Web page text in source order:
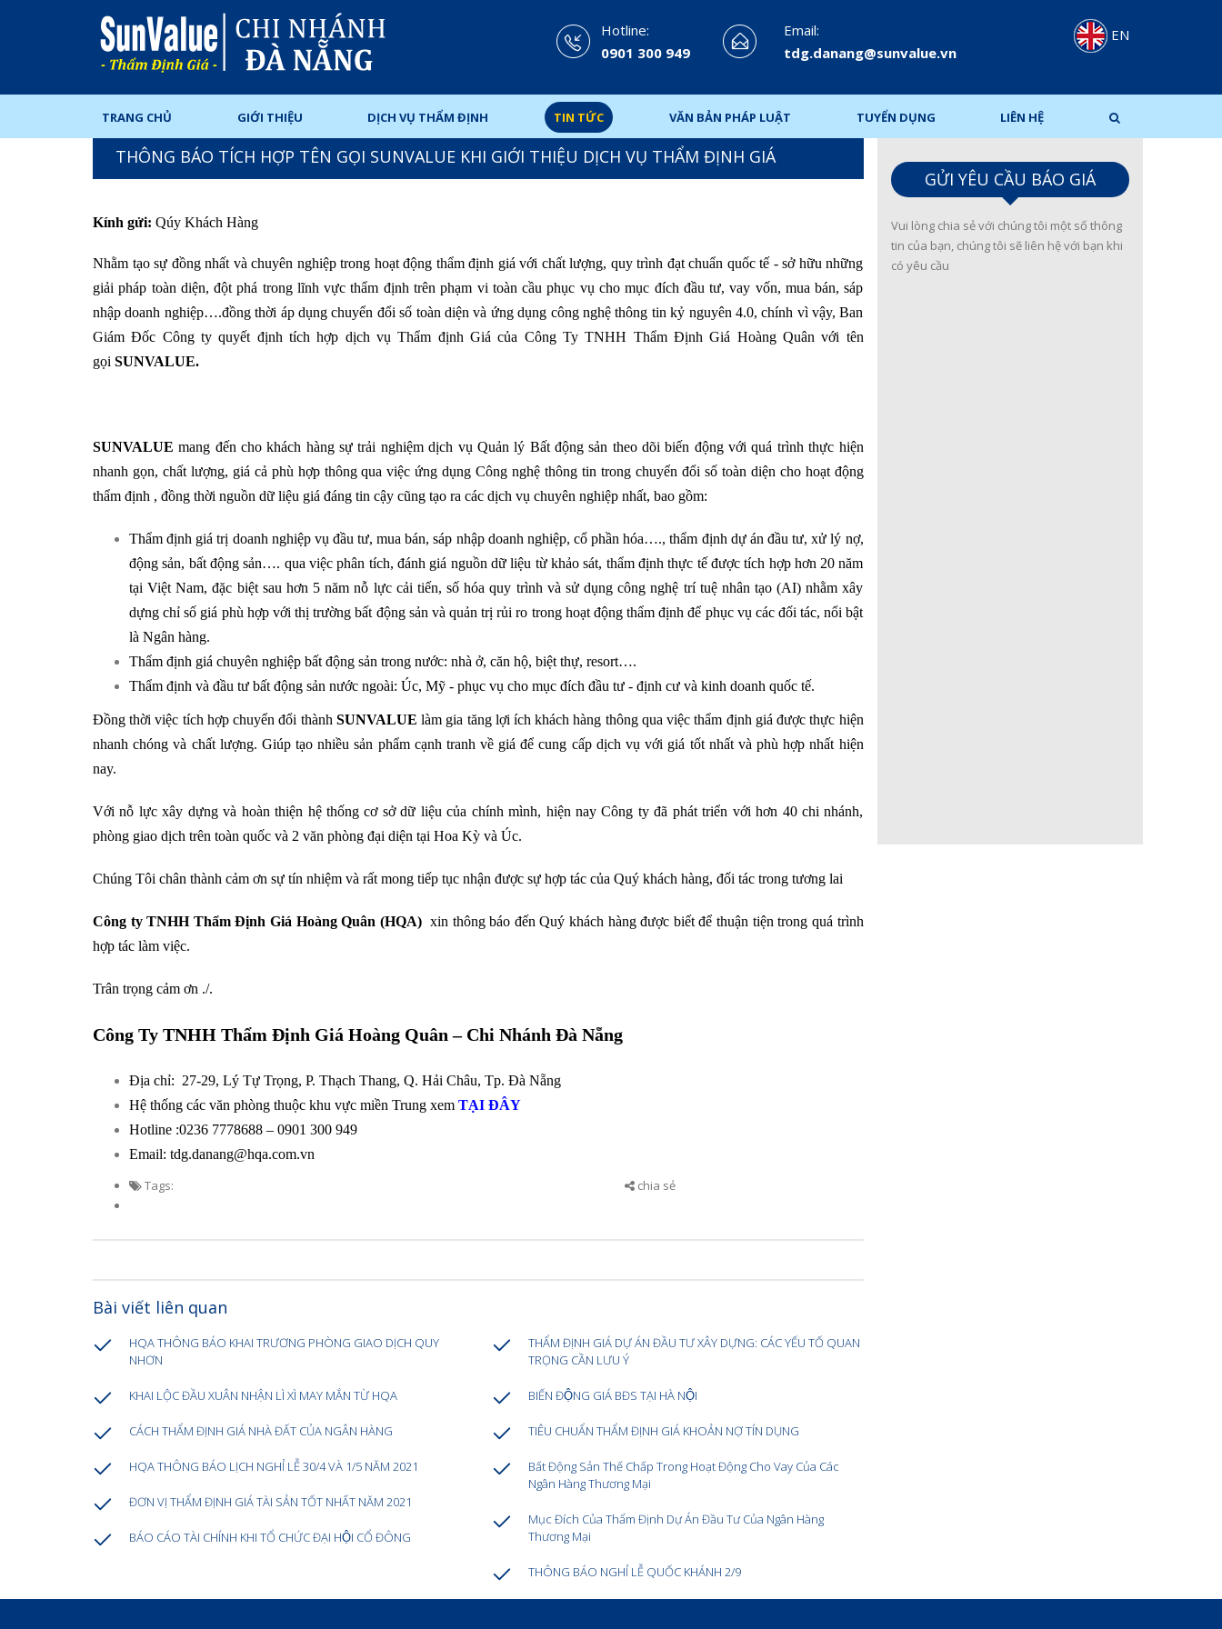
Hotline:
0901 300 949
Email:
tdg.danang@sunvalue.vn
EN
TRANG CHỦ GIỚI THIỆU DỊCH VỤ THẨM ĐỊNH TIN TỨC VĂN BẢN PHÁP LUẬT TUYỂN DỤNG LIÊN HỆ
THÔNG BÁO TÍCH HỢP TÊN GỌI SUNVALUE KHI GIỚI THIỆU DỊCH VỤ THẨM ĐỊNH GIÁ
Kính gửi: Qúy Khách Hàng
Nhằm tạo sự đồng nhất và chuyên nghiệp trong hoạt động thẩm định giá với chất lượng, quy trình đạt chuẩn quốc tế - sở hữu những
giải pháp toàn diện, đột phá trong lĩnh vực thẩm định trên phạm vi toàn cầu phục vụ cho mục đích đầu tư, vay vốn, mua bán, sáp
nhập doanh nghiệp….đồng thời áp dụng chuyển đổi số toàn diện và ứng dụng công nghệ thông tin kỷ nguyên 4.0, chính vì vậy, Ban
Giám Đốc Công ty quyết định tích hợp dịch vụ Thẩm định Giá của Công Ty TNHH Thẩm Định Giá Hoàng Quân với tên
gọi SUNVALUE.
SUNVALUEmang đến cho khách hàng sự trải nghiệm dịch vụ Quản lý Bất động sản theo dõi biến động với quá trình thực hiện
nhanh gọn, chất lượng, giá cả phù hợp thông qua việc ứng dụng Công nghệ thông tin trong chuyển đổi số toàn diện cho hoạt động
thẩm định , đồng thời nguồn dữ liệu giá đáng tin cậy cũng tạo ra các dịch vụ chuyên nghiệp nhất, bao gồm:
Thẩm định giá trị doanh nghiệp vụ đầu tư, mua bán, sáp nhập doanh nghiệp, cổ phần hóa…., thẩm định dự án đầu tư, xử lý nợ,
động sản, bất động sản…. qua việc phân tích, đánh giá nguồn dữ liệu từ khảo sát, thẩm định thực tế được tích hợp hơn 20 năm
tại Việt Nam, đặc biệt sau hơn 5 năm nỗ lực cải tiến, số hóa quy trình và sử dụng công nghệ trí tuệ nhân tạo (AI) nhằm xây
dựng chỉ số giá phù hợp với thị trường bất động sản và quản trị rủi ro trong hoạt động thẩm định để phục vụ các đối tác, nổi bật
là Ngân hàng.
Thẩm định giá chuyên nghiệp bất động sản trong nước: nhà ở, căn hộ, biệt thự, resort….
Thẩm định và đầu tư bất động sản nước ngoài: Úc, Mỹ - phục vụ cho mục đích đầu tư - định cư và kinh doanh quốc tế.
Đồng thời việc tích hợp chuyển đổi thành SUNVALUE làm gia tăng lợi ích khách hàng thông qua việc thẩm định giá được thực hiện
nhanh chóng và chất lượng. Giúp tạo nhiều sản phẩm cạnh tranh về giá để cung cấp dịch vụ với giá tốt nhất và phù hợp nhất hiện
nay.
Với nỗ lực xây dựng và hoàn thiện hệ thống cơ sở dữ liệu của chính mình, hiện nay Công ty đã phát triển với hơn 40 chi nhánh,
phòng giao dịch trên toàn quốc và 2 văn phòng đại diện tại Hoa Kỳ và Úc.
Chúng Tôi chân thành cảm ơn sự tín nhiệm và rất mong tiếp tục nhận được sự hợp tác của Quý khách hàng, đối tác trong tương lai
Công ty TNHH Thẩm Định Giá Hoàng Quân (HQA)xin thông báo đến Quý khách hàng được biết để thuận tiện trong quá trình
hợp tác làm việc.
Trân trọng cảm ơn ./.
Công Ty TNHH Thẩm Định Giá Hoàng Quân – Chi Nhánh Đà Nẵng
Địa chỉ: 27-29, Lý Tự Trọng, P. Thạch Thang, Q. Hải Châu, Tp. Đà Nẵng
Hệ thống các văn phòng thuộc khu vực miền Trung xem TẠI ĐÂY
Hotline :0236 7778688 – 0901 300 949
Email: tdg.danang@hqa.com.vn
Tags: chia sẻ
Bài viết liên quan
HQA THÔNG BÁO KHAI TRƯƠNG PHÒNG GIAO DỊCH QUY
NHƠN
KHAI LỘC ĐẦU XUÂN NHẬN LÌ XÌ MAY MẮN TỪ HQA
CÁCH THẨM ĐỊNH GIÁ NHÀ ĐẤT CỦA NGÂN HÀNG
HQA THÔNG BÁO LỊCH NGHỈ LỄ 30/4 VÀ 1/5 NĂM 2021
ĐƠN VỊ THẨM ĐỊNH GIÁ TÀI SẢN TỐT NHẤT NĂM 2021
BÁO CÁO TÀI CHÍNH KHI TỔ CHỨC ĐẠI HỘI CỔ ĐÔNG
THẨM ĐỊNH GIÁ DỰ ÁN ĐẦU TƯ XÂY DỰNG: CÁC YẾU TỐ QUAN
TRỌNG CẦN LƯU Ý
BIẾN ĐỘNG GIÁ BĐS TẠI HÀ NỘI
TIÊU CHUẨN THẨM ĐỊNH GIÁ KHOẢN NỢ TÍN DỤNG
Bất Động Sản Thế Chấp Trong Hoạt Động Cho Vay Của Các
Ngân Hàng Thương Mại
Mục Đích Của Thẩm Định Dự Án Đầu Tư Của Ngân Hàng
Thương Mại
THÔNG BÁO NGHỈ LỄ QUỐC KHÁNH 2/9
GỬI YÊU CẦU BÁO GIÁ
Vui lòng chia sẻ với chúng tôi một số thông
tin của bạn, chúng tôi sẽ liên hệ với bạn khi
có yêu cầu